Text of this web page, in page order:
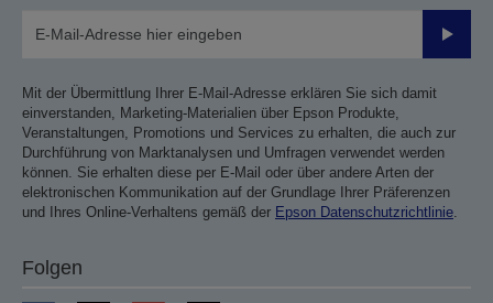
Mit der Übermittlung Ihrer E-Mail-Adresse erklären Sie sich damit
einverstanden, Marketing-Materialien über Epson Produkte,
Veranstaltungen, Promotions und Services zu erhalten, die auch zur
Durchführung von Marktanalysen und Umfragen verwendet werden
können. Sie erhalten diese per E-Mail oder über andere Arten der
elektronischen Kommunikation auf der Grundlage Ihrer Präferenzen
und Ihres Online-Verhaltens gemäß der Epson Datenschutzrichtlinie.
Folgen